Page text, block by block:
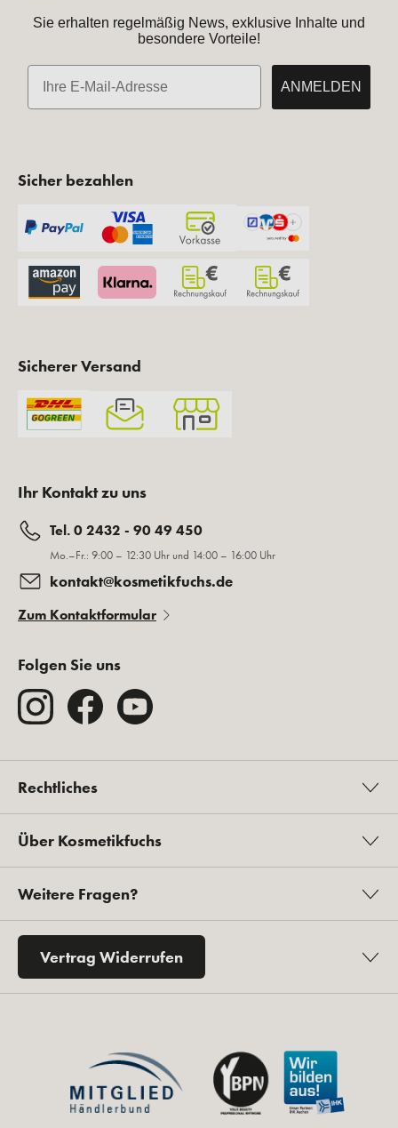
Sie erhalten regelmäßig News, exklusive Inhalte und
besondere Vorteile!
E-Mail
ANMELDEN
Sicher bezahlen
Sicherer Versand
Ihr Kontakt zu uns
Tel. 0 2432 - 90 49 450
Mo.–Fr.: 9:00 – 12:30 Uhr und 14:00 – 16:00 Uhr
kontakt@kosmetikfuchs.de
Zum Kontaktformular
Folgen Sie uns
Rechtliches
Über Kosmetikfuchs
Weitere Fragen?
Vertrag Widerrufen